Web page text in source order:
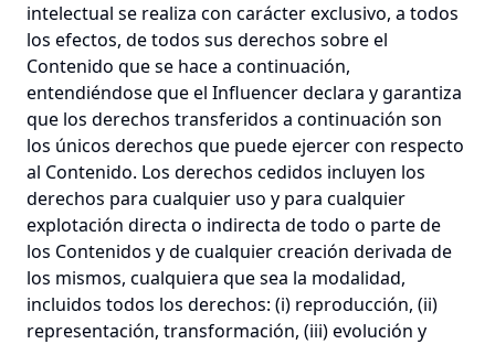
intelectual se realiza con carácter exclusivo, a todos
los efectos, de todos sus derechos sobre el
Contenido que se hace a continuación,
entendiéndose que el Influencer declara y garantiza
que los derechos transferidos a continuación son
los únicos derechos que puede ejercer con respecto
al Contenido. Los derechos cedidos incluyen los
derechos para cualquier uso y para cualquier
explotación directa o indirecta de todo o parte de
los Contenidos y de cualquier creación derivada de
los mismos, cualquiera que sea la modalidad,
incluidos todos los derechos: (i) reproducción, (ii)
representación, transformación, (iii) evolución y